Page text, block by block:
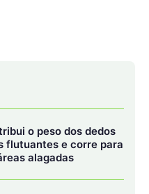
o peso dos dedos
flutuantes e corre para
alagadas